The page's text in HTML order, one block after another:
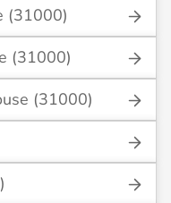
(31000)
(31000)
(31000)